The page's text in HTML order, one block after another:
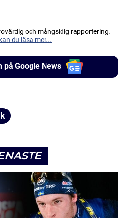
och mångsidig rapportering.
du läsa mer...
på Google News